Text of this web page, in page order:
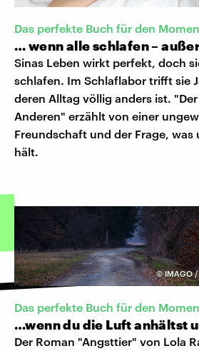
Das perfekte Buch für den
… wenn alle schlafen –
Sinas Leben wirkt perfekt, doch
schlafen. Im Schlaflabor trifft sie
deren Alltag völlig anders ist.
Anderen" erzählt von einer
Freundschaft und der Frage, was
hält.
©IMAGO
Das perfekte Buch für den
…wenn du die Luft anhältst
Der Roman "Angsttier" von Lola